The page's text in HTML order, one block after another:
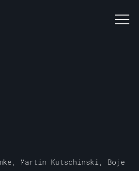
Martin Kutschinski, Boje